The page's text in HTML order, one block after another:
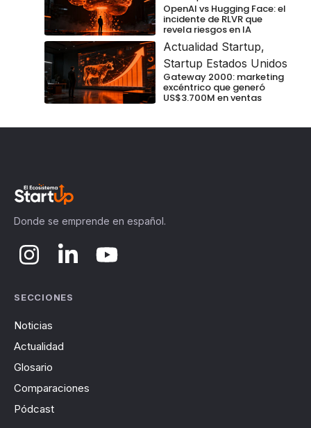
OpenAI vs Hugging Face: el
incidente de RLVR que
revela riesgos en IA
Actualidad Startup,
Startup Estados Unidos
Gateway 2000: marketing
excéntrico que generó
US$3.700M en ventas
Donde se emprende en español.
SECCIONES
Noticias
Actualidad
Glosario
Comparaciones
Pódcast